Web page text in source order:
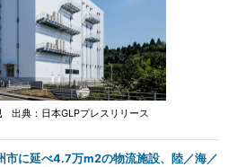
出典：日本GLPプレスリリース
市に延べ4.7万m2の物流施設、陸／海／